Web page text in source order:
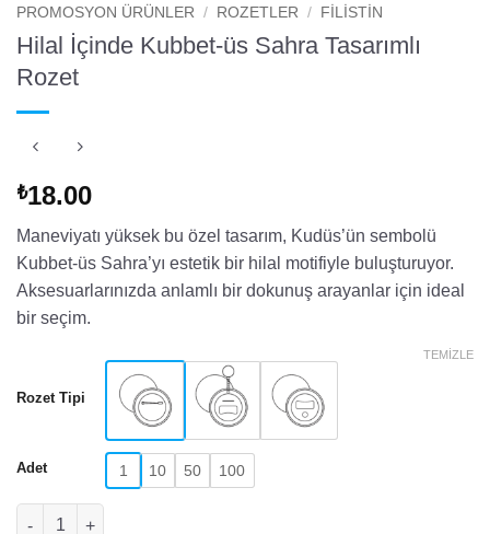
PROMOSYON ÜRÜNLER / ROZETLER / FILISTIN
Hilal İçinde Kubbet-üs Sahra Tasarımlı
Rozet
₺18.00
Maneviyatı yüksek bu özel tasarım, Kudüs’ün sembolü
Kubbet-üs Sahra’yı estetik bir hilal motifiyle buluşturuyor.
Aksesuarlarınızda anlamlı bir dokunuş arayanlar için ideal
bir seçim.
Rozet Tipi
Adet 1 10 50 100
TEMIZLE
Hilal İçinde Kubbet-üs Sahra Tasarımlı Rozet adet